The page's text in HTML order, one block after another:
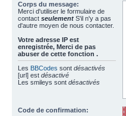
Corps du message:
Merci d'utiliser le formulaire de
contact seulement S'il n'y a pas
d'autre moyen de nous contacter.
Votre adresse ΙΡ est
enregistrée, Merci de pas
abuser de cette fonction .
Les BBCodes sont désactivés
[url] est désactivé
Les smileys sont désactivés
Code de confirmation: